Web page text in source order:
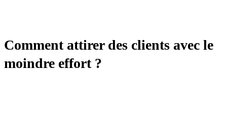
Comment attirer des clients avec le
moindre effort ?